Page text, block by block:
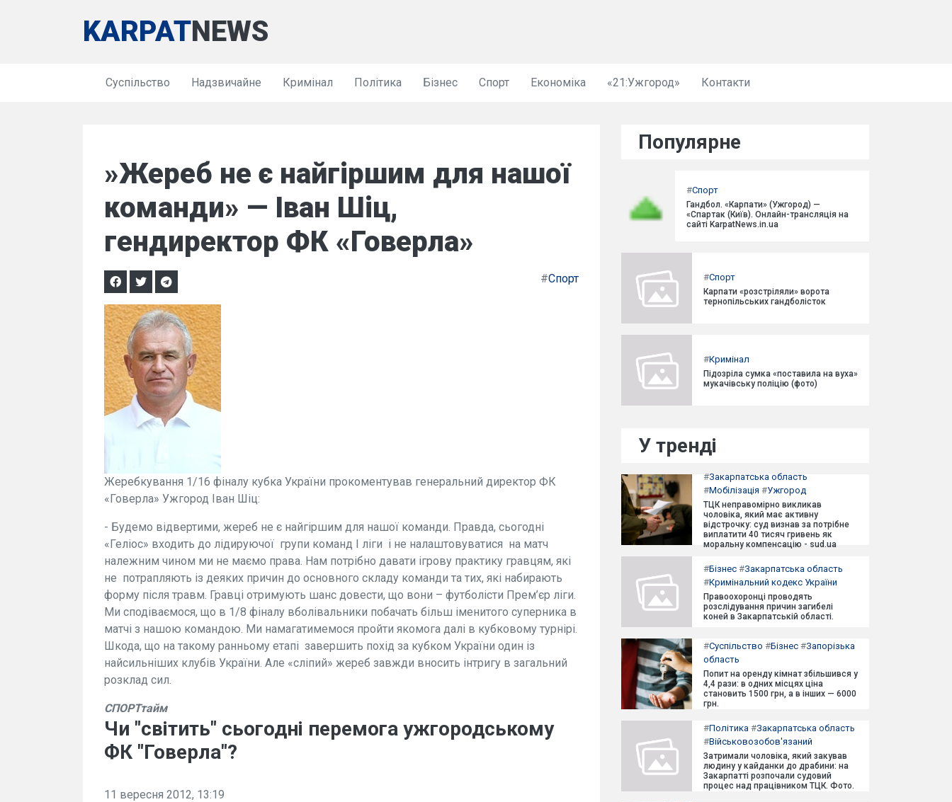
KARPATNEWS
Суспільство Надзвичайне Кримінал Політика Бізнес Спорт Економіка «21:Ужгород» Контакти
»Жереб не є найгіршим для нашої
команди» — Іван Шіц,
гендиректор ФК «Говерла»
#Спорт
Жеребкування 1/16 фіналу кубка України прокоментував генеральний директор ФК
«Говерла» Ужгород Іван Шіц:
- Будемо відвертими, жереб не є найгіршим для нашої команди. Правда, сьогодні
«Геліос» входить до лідируючої групи команд І ліги і не налаштовуватися на матч
належним чином ми не маємо права. Нам потрібно давати ігрову практику гравцям, які
не потрапляють із деяких причин до основного складу команди та тих, які набирають
форму після травм. Гравці отримують шанс довести, що вони – футболісти Прем’єр ліги.
Ми сподіваємося, що в 1/8 фіналу вболівальники побачать більш іменитого суперника в
матчі з нашою командою. Ми намагатимемося пройти якомога далі в кубковому турнірі.
Шкода, що на такому ранньому етапі завершить похід за кубком України один із
найсильніших клубів України. Але «сліпий» жереб завжди вносить інтригу в загальний
розклад сил.
СПОРТтайм
Чи "світить" сьогодні перемога ужгородському
ФК "Говерла"?
11 вересня 2012, 13:19
Популярне
#Спорт
Гандбол. «Карпати» (Ужгород) —
«Спартак (Київ). Онлайн-трансляція на
сайті KarpatNews.in.ua
#Спорт
Карпати «розстріляли» ворота
тернопільських гандболісток
#Кримінал
Підозріла сумка «поставила на вуха»
мукачівську поліцію (фото)
У тренді
#Закарпатська область
#Мобілізація #Ужгород
ТЦК неправомірно викликав
чоловіка, який має активну
відстрочку: суд визнав за потрібне
виплатити 40 тисяч гривень як
моральну компенсацію - sud.ua
#Бізнес #Закарпатська область
#Кримінальний кодекс України
Правоохоронці проводять
розслідування причин загибелі
коней в Закарпатській області.
#Суспільство #Бізнес #Запорізька
область
Попит на оренду кімнат збільшився у
4,4 рази: в одних місцях ціна
становить 1500 грн, а в інших — 6000
грн.
#Політика #Закарпатська область
#Військовозобов'язаний
Затримали чоловіка, який закував
людину у кайданки до драбини: на
Закарпатті розпочали судовий
процес над працівником ТЦК. Фото.